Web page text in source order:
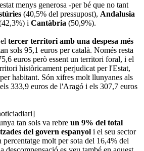
menys generosa -per bé que no tant
(40,5% del pressupost), Andalusia
i Cantàbria (50,9%).
tercer territori amb una despesa més
sols 95,1 euros per català. Només resta
euros però essent un territori foral, i el
històricament perjudicat per l'Estat,
habitant. Són xifres molt llunyanes als
333,9 euros de l'Aragó i els 307,7 euros
tan sols va rebre un 9% del total
del govern espanyol i el seu sector
molt per sota del 16,4% del